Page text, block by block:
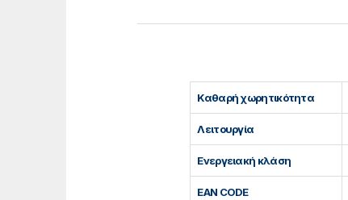
Καθαρή χωρητικότητα
Λειτουργία
Ενεργειακή κλάση
EAN CODE